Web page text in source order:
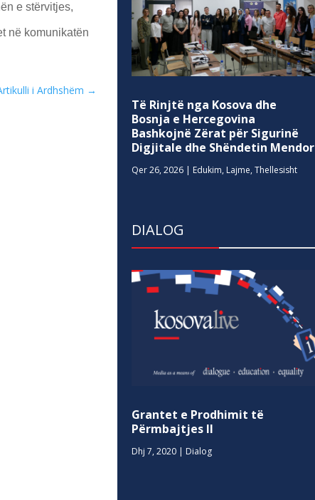
e stërvitjes,
në komunikatën
i Ardhshëm →
Të Rinjtë nga Kosova dhe
Bosnja e Hercegovina
Bashkojnë Zërat për Sigurinë
Digjitale dhe Shëndetin Mendor
Qer 26, 2026 | Edukim, Lajme,Thellesisht
DIALOG
Grantet e Prodhimit të
Përmbajtjes II
Dhj 7, 2020 | Dialog